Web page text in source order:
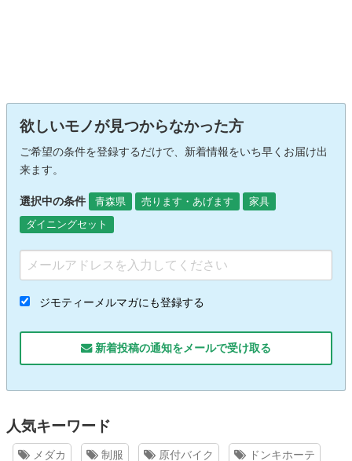
欲しいモノが見つからなかった方
ご希望の条件を登録するだけで、新着情報をいち早くお届け出
来ます。
選択中の条件 青森県 売ります・あげます
家具
ダイニングセット
ジモティーメルマガにも登録する
新着投稿の通知をメールで受け取る
人気キーワード
メダカ 制服 原付バイク ドンキホーテ